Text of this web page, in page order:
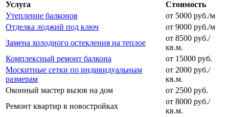
Услуга
Стоимость
Утепление балконов
от 5000 руб./м
Отделка лоджий под ключ
от 9000 руб./м
Замена холодного остекления на теплое
от 8500 руб./
кв.м.
Комплексный ремонт балкона
от 15000 руб.
Москитные сетки по индивидуальным
размерам
от 2000 руб./
кв.м.
Оконный мастер вызов на дом
от 2500 руб.
Ремонт квартир в новостройках
от 8000 руб./
кв.м.